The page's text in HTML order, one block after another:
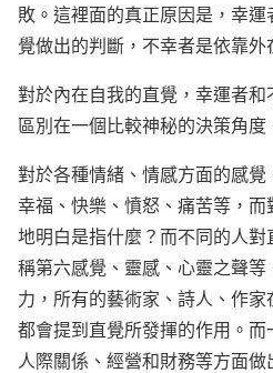
敗。這裡面的真正原因是，幸
覺做出的判斷，不幸者是依靠外
對於內在自我的直覺，幸運者和
區別在一個比較神秘的決策角度
對於各種情緒、情感方面的感
幸福、快樂、憤怒、痛苦等，
地明白是指什麼？而不同的人
稱第六感覺、靈感、心靈之聲
力，所有的藝術家、詩人、作家
都會提到直覺所發揮的作用。而
人際關係、經營和財務等方面